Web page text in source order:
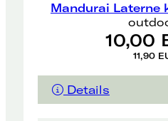
Mandurai Laterne
10,00
11,90
Details